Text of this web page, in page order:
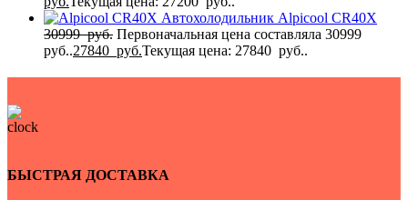
Автохолодильник Alpicool CR40X
30999руб. Первоначальная цена составляла 30999
руб..27840 руб.Текущая цена: 27840 руб..
БЫСТРАЯ ДОСТАВКА